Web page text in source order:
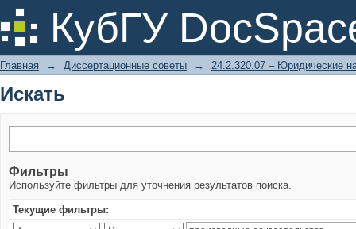
КубГУ
Искать
Главная → Диссертационные советы → 24.2.320.07 – Юридические
Искать
Фильтры
Используйте фильтры для уточнения результатов поиска.
Текущие фильтры: